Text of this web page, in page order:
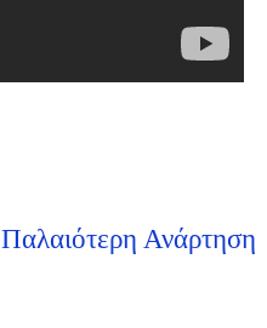
Παλαιότερη Ανάρτηση